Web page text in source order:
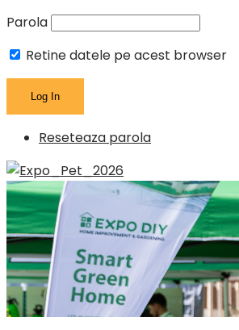
Parola
Retine datele pe acest browser
Reseteaza parola